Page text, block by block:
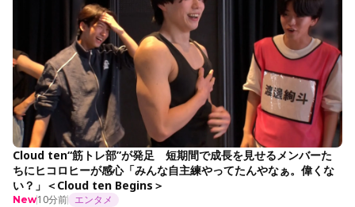
Cloud ten“筋トレ部”が発足 短期間で成長を見せるメンバーた
ちにヒコロヒーが感心「みんな自主練やってたんやなぁ。偉くな
い？」＜Cloud ten Begins＞
New10分前 エンタメ